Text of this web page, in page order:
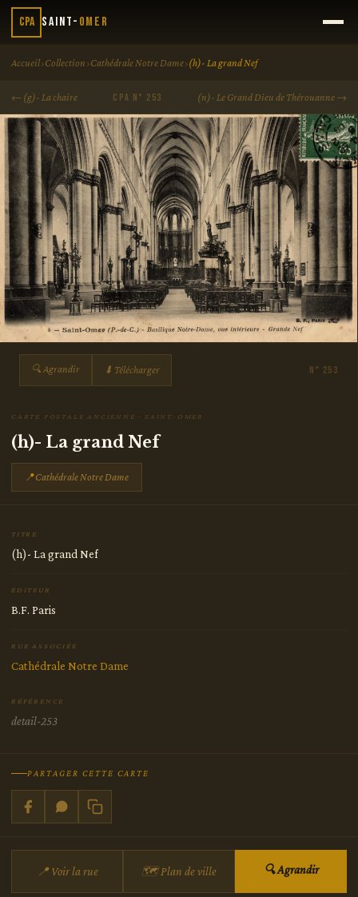
CPA Saint- Omer
Accueil›Collection ›Cathédrale Notre Dame›(h)- La grand Nef
← (g)- La chaire CPA N° 253 (n)- Le Grand Dieu de Thérouanne →
🔍 Agrandir ⬇ Télécharger N° 253
CARTE POSTALE ANCIENNE · SAINT-OMER
(h)- La grand Nef
📍Cathédrale Notre Dame
TITRE
(h)- La grand Nef
ÉDITEUR
B.F. Paris
RUE ASSOCIÉE
Cathédrale Notre Dame
RÉFÉRENCE
detail-253
PARTAGER CETTE CARTE
📍 Voir la rue 🗺 Plan de ville 🔍 Agrandir